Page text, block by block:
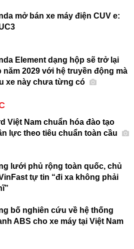
mở bán xe máy điện CUV e:
Element dạng hộp sẽ trở lại
năm 2029 với hệ truyền động mà
xe này chưa từng có
Việt Nam chuẩn hóa đào tạo
lực theo tiêu chuẩn toàn cầu
lưới phủ rộng toàn quốc, chủ
tự tin “đi xa không phải
bố nghiên cứu về hệ thống
ABS cho xe máy tại Việt Nam